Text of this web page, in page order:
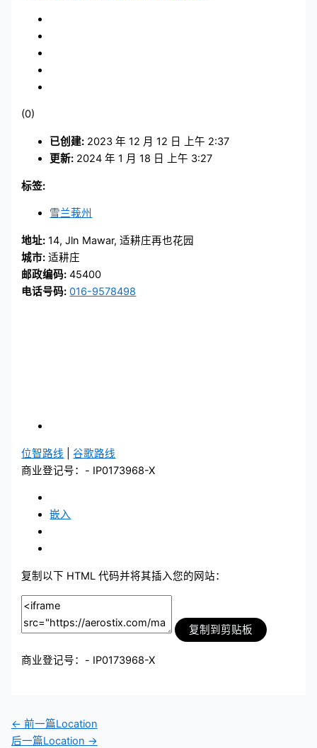
(0)
已创建: 2023 年 12 月 12 日 上午 2:37
更新: 2024 年 1 月 18 日 上午 3:27
标签:
雪兰莪州
地址: 14, Jln Mawar, 适耕庄再也花园
城市: 适耕庄
邮政编码: 45400
电话号码: 016-9578498
位智路线 |谷歌路线
商业登记号：- IP0173968-X
嵌入
复制以下 HTML 代码并将其插入您的网站：
复制到剪贴板
商业登记号：- IP0173968-X
← 前一篇Location
后一篇Location →